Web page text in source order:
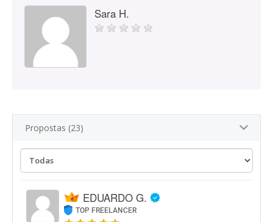
Sara H.
Propostas (23)
EDUARDO G.
TOP FREELANCER